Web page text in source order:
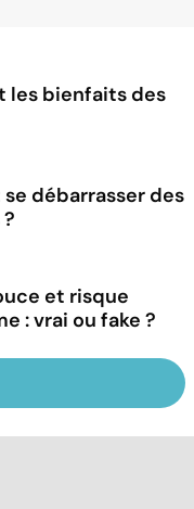
les bienfaits des
débarrasser des
et risque
: vrai ou fake ?